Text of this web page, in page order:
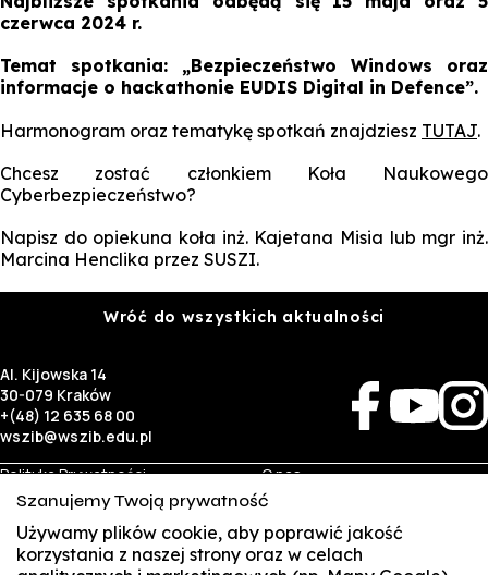
czerwca 2024 r.
Temat spotkania: „Bezpieczeństwo Windows oraz
informacje o hackathonie EUDIS Digital in Defence”.
Harmonogram oraz tematykę spotkań znajdziesz TUTAJ.
Chcesz zostać członkiem Koła Naukowego
Cyberbezpieczeństwo?
Napisz do opiekuna koła inż. Kajetana Misia lub mgr inż.
Marcina Henclika przez SUSZI.
Wróć do wszystkich aktualności
Al. Kijowska 14
30-079 Kraków
+(48) 12 635 68 00
wszib@wszib.edu.pl
Polityka Prywatności
RODO
Identyfikacja wizualna
O nas
Rekrutacja
Studia
Kontakt
Szanujemy Twoją prywatność
Używamy plików cookie, aby poprawić jakość
korzystania z naszej strony oraz w celach